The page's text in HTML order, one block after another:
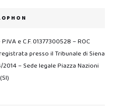
e C.F. 01377300528 – ROC
presso il Tribunale di Siena
– Sede legale Piazza Nazioni